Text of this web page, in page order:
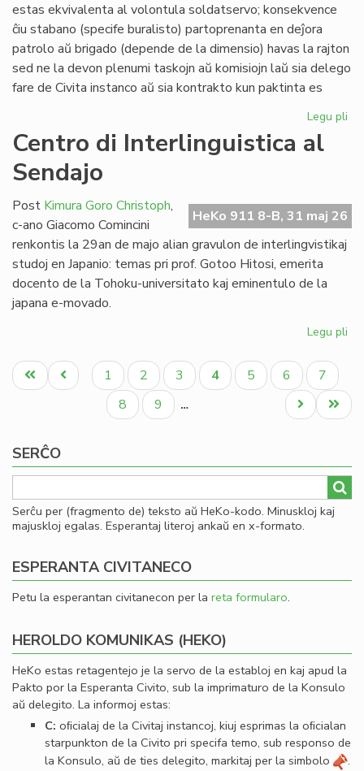
estas ekvivalenta al volontula soldatservo; konsekvence
ĉiu stabano (specife buralisto) partoprenanta en deĵora
patrolo aŭ brigado (depende de la dimensio) havas la rajton
sed ne la devon plenumi taskojn aŭ komisiojn laŭ sia delego
fare de Civita instanco aŭ sia kontrakto kun paktinta es
Legu pli
de
Centro di Interlinguistica al
Sendajo
HeKo 911 8-B, 31 maj 26
Post Kimura Goro Christoph,
c-ano Giacomo Comincini
renkontis la 29an de majo alian gravulon de interlingvistikaj
studoj en Japanio: temas pri prof. Gotoo Hitosi, emerita
docento de la Tohoku-universitato kaj eminentulo de la
japana e-movado.
Legu pli
al
Pagination
Unua
paĝo
Antaŭa
paĝo
Paĝo
1 Paĝo
2 Paĝo
3
Aktuala
paĝo
4 Paĝo
5 Paĝo
6 Paĝo
7
Paĝo
8 Paĝo
9 …
Last
page
Next
page
SERĈO
Serĉu per (fragmento de) teksto aŭ HeKo-kodo. Minuskloj kaj
majuskloj egalas. Esperantaj literoj ankaŭ en x-formato.
ESPERANTA CIVITANECO
Petu la esperantan civitanecon per la reta formularo.
HEROLDO KOMUNIKAS (HEKO)
HeKo estas retagentejo je la servo de la establoj en kaj apud la
Pakto por la Esperanta Civito, sub la imprimaturo de la Konsulo
aŭ delegito. La informoj estas:
C: oﬁcialaj de la Civitaj instancoj, kiuj esprimas la oﬁcialan
starpunkton de la Civito pri specifa temo, sub responso de
la Konsulo, aŭ de ties delegito, markitaj per la simbolo
.